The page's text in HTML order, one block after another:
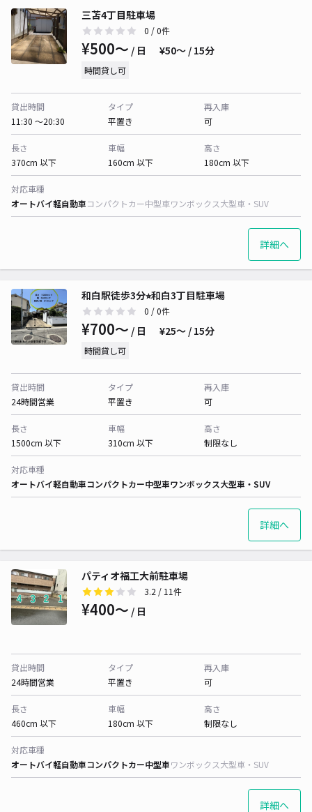
三苫4丁目駐車場
0 / 0件
¥500〜 / 日 ¥50〜 / 15分
時間貸し可
貸出時間
11:30 〜20:30
タイプ
平置き
再入庫
可
長さ
370cm 以下
車幅
160cm 以下
高さ
180cm 以下
対応車種
オートバイ軽自動車コンパクトカー中型車ワンボックス大型車・SUV
詳細へ
和白駅徒歩3分⭐︎和白3丁目駐車場
0 / 0件
¥700〜 / 日 ¥25〜 / 15分
時間貸し可
貸出時間
24時間営業
タイプ
平置き
再入庫
可
長さ
1500cm 以下
車幅
310cm 以下
高さ
制限なし
対応車種
オートバイ軽自動車コンパクトカー中型車ワンボックス大型車・SUV
詳細へ
パティオ福工大前駐車場
3.2 / 11件
¥400〜 / 日
貸出時間
24時間営業
タイプ
平置き
再入庫
可
長さ
460cm 以下
車幅
180cm 以下
高さ
制限なし
対応車種
オートバイ軽自動車コンパクトカー中型車ワンボックス大型車・SUV
詳細へ